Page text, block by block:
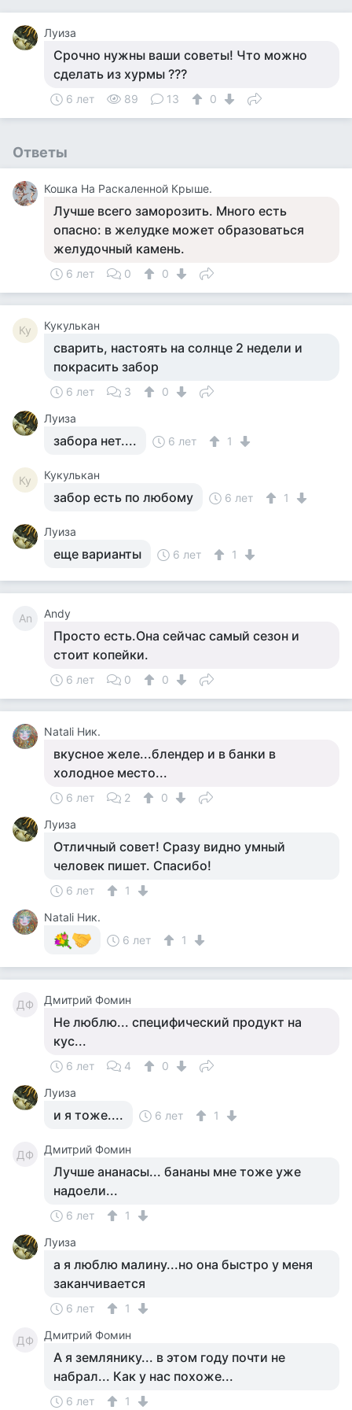
Луиза
Срочно нужны ваши советы! Что можно
сделать из хурмы ???
6 лет 89 13 0
Ответы
Кошка На Раскаленной Крыше.
Лучше всего заморозить. Много есть
опасно: в желудке может образоваться
желудочный камень.
6 лет 0 0
Ку Кукулькан
сварить, настоять на солнце 2 недели и
покрасить забор
6 лет 3
0
Луиза
забора нет.... 6 лет 1
Ку Кукулькан
забор есть по любому 6 лет 1
Луиза
еще варианты 6 лет 1
An Andy
Просто есть.Она сейчас самый сезон и
стоит копейки.
6 лет 0 0
Natali Ник.
вкусное желе...блендер и в банки в
холодное место...
6 лет 2
0
Луиза
Отличный совет! Сразу видно умный
человек пишет. Спасибо!
6 лет
1
Natali Ник.
6 лет
1
ДФ Дмитрий Фомин
Не люблю... специфический продукт на
кус...
6 лет 4
0
Луиза
и я тоже.... 6 лет 1
ДФ Дмитрий Фомин
Лучше ананасы... бананы мне тоже уже
надоели...
6 лет
1
Луиза
а я люблю малину...но она быстро у меня
заканчивается
6 лет 1
ДФ Дмитрий Фомин
А я землянику... в этом году почти не
набрал... Как у нас похоже...
6 лет 1